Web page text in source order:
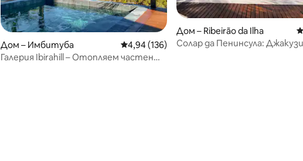
Дом – Имбитуба Средна оценка: 4,94 от 5, 136 отзива
4,94 (136)
Галерия Ibirahill – Отопляем частен
Дом – Ribeirão da Ilha
Солар да Пенинсула: